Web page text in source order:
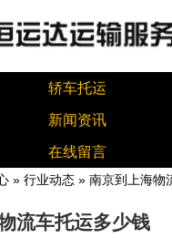
轿车托运
新闻资讯
在线留言
» 行业动态 » 南京到上海物
流车托运多少钱